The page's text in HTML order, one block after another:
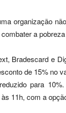
organização
a
Bradescard e
de 15% no
para
11h, com a